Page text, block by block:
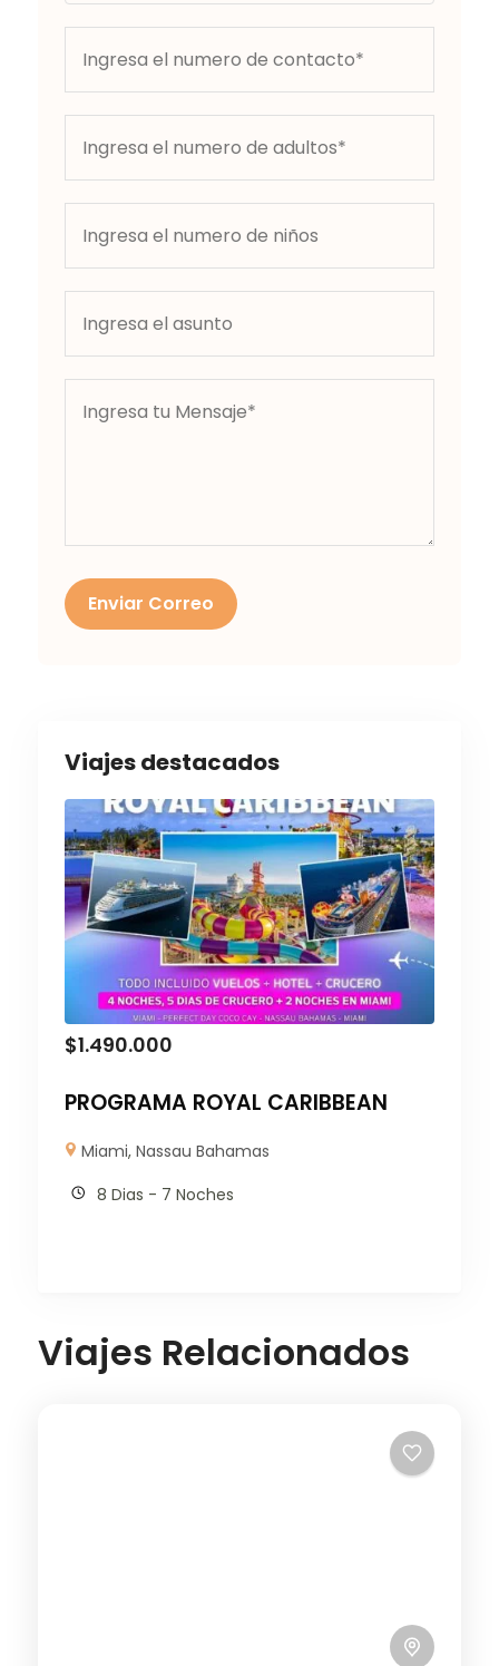
Enviar Correo
Viajes destacados
$1.490.000
PROGRAMA ROYAL CARIBBEAN
Miami,Nassau Bahamas
8 Dias - 7 Noches
Viajes Relacionados